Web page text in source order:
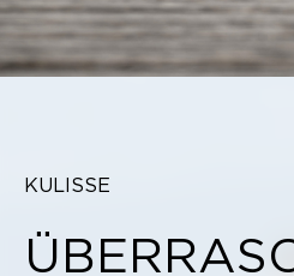
KULISSE